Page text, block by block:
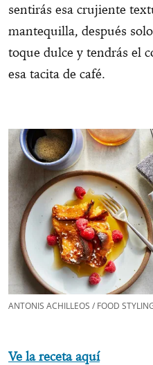
sentirás esa crujiente
mantequilla, después
toque dulce y tendrás el
esa tacita de café.
ANTONIS ACHILLEOS / FOOD
Ve la receta aquí